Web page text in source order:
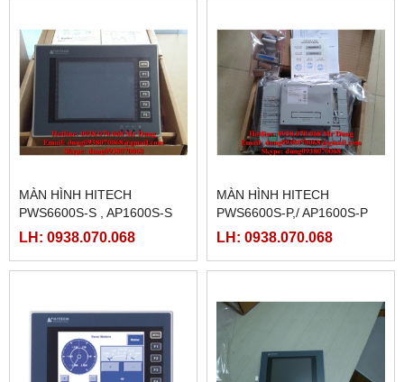
MÀN HÌNH HITECH
PWS6600S-S , AP1600S-S
LH: 0938.070.068
MÀN HÌNH HITECH
PWS6600S-P,/ AP1600S-P
LH: 0938.070.068